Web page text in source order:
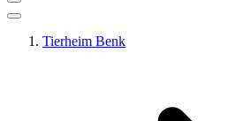
Tierheim Benk